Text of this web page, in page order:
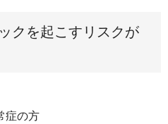
クを起こすリスクが
症の方